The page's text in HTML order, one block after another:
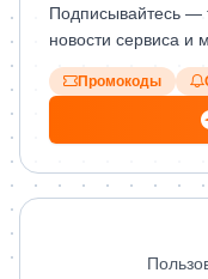
Подписывайтесь —
новости сервиса и
Промокоды